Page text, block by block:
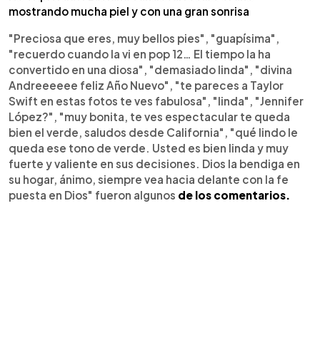
mostrando mucha piel y con una gran sonrisa
"Preciosa que eres, muy bellos pies", "guapísima",
"recuerdo cuando la vi en pop 12… El tiempo la ha
convertido en una diosa", "demasiado linda", "divina
Andreeeeee feliz Año Nuevo", "te pareces a Taylor
Swift en estas fotos te ves fabulosa", "linda", "Jennifer
López?", "muy bonita, te ves espectacular te queda
bien el verde, saludos desde California", "qué lindo le
queda ese tono de verde. Usted es bien linda y muy
fuerte y valiente en sus decisiones. Dios la bendiga en
su hogar, ánimo, siempre vea hacia delante con la fe
puesta en Dios" fueron algunos de los comentarios.